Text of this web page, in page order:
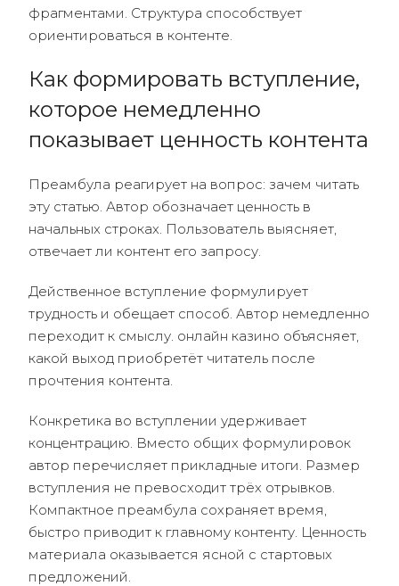
фрагментами. Структура способствует
ориентироваться в контенте.
Как формировать вступление,
которое немедленно
показывает ценность контента
Преамбула реагирует на вопрос: зачем читать
эту статью. Автор обозначает ценность в
начальных строках. Пользователь выясняет,
отвечает ли контент его запросу.
Действенное вступление формулирует
трудность и обещает способ. Автор немедленно
переходит к смыслу. онлайн казино объясняет,
какой выход приобретёт читатель после
прочтения контента.
Конкретика во вступлении удерживает
концентрацию. Вместо общих формулировок
автор перечисляет прикладные итоги. Размер
вступления не превосходит трёх отрывков.
Компактное преамбула сохраняет время,
быстро приводит к главному контенту. Ценность
материала оказывается ясной с стартовых
предложений.